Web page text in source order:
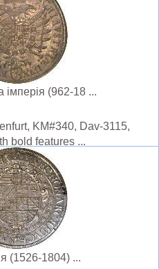
(962-18 ...
KM#340, Dav-3115,
bold features ...
(1526-1804) ...